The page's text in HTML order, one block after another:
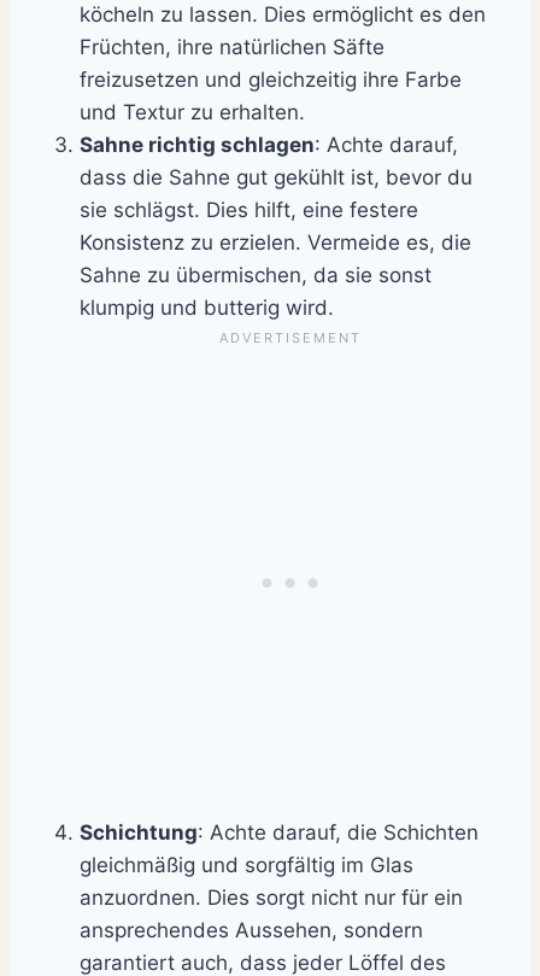
köcheln zu lassen. Dies ermöglicht es den
Früchten, ihre natürlichen Säfte
freizusetzen und gleichzeitig ihre Farbe
und Textur zu erhalten.
Sahne richtig schlagen: Achte darauf,
dass die Sahne gut gekühlt ist, bevor du
sie schlägst. Dies hilft, eine festere
Konsistenz zu erzielen. Vermeide es, die
Sahne zu übermischen, da sie sonst
klumpig und butterig wird.
Schichtung: Achte darauf, die Schichten
gleichmäßig und sorgfältig im Glas
anzuordnen. Dies sorgt nicht nur für ein
ansprechendes Aussehen, sondern
garantiert auch, dass jeder Löffel des